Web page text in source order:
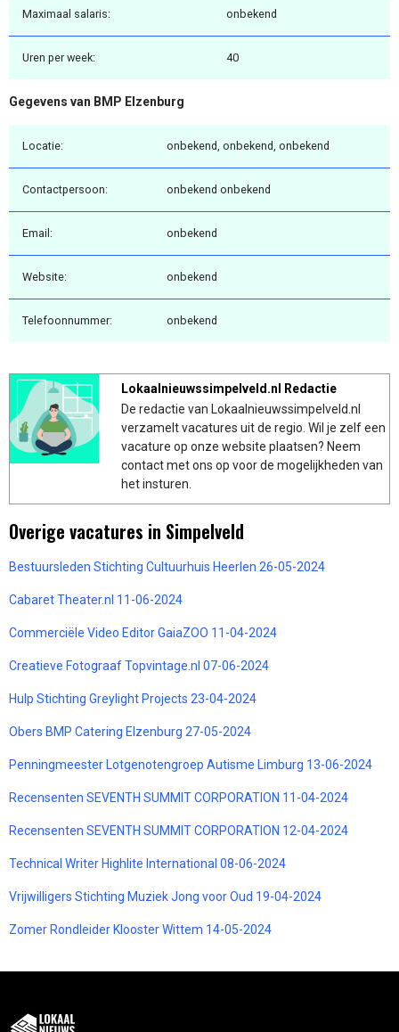
Maximaal salaris: onbekend
Uren per week: 40
Gegevens van BMP Elzenburg
Locatie: onbekend, onbekend, onbekend
Contactpersoon: onbekend onbekend
Email: onbekend
Website: onbekend
Telefoonnummer: onbekend
Lokaalnieuwssimpelveld.nl Redactie
De redactie van Lokaalnieuwssimpelveld.nl
verzamelt vacatures uit de regio. Wil je zelf een
vacature op onze website plaatsen? Neem
contact met ons op voor de mogelijkheden van
het insturen.
Overige vacatures in Simpelveld
Bestuursleden Stichting Cultuurhuis Heerlen 26-05-2024
Cabaret Theater.nl 11-06-2024
Commerciële Video Editor GaiaZOO 11-04-2024
Creatieve Fotograaf Topvintage.nl 07-06-2024
Hulp Stichting Greylight Projects 23-04-2024
Obers BMP Catering Elzenburg 27-05-2024
Penningmeester Lotgenotengroep Autisme Limburg 13-06-2024
Recensenten SEVENTH SUMMIT CORPORATION 11-04-2024
Recensenten SEVENTH SUMMIT CORPORATION 12-04-2024
Technical Writer Highlite International 08-06-2024
Vrijwilligers Stichting Muziek Jong voor Oud 19-04-2024
Zomer Rondleider Klooster Wittem 14-05-2024